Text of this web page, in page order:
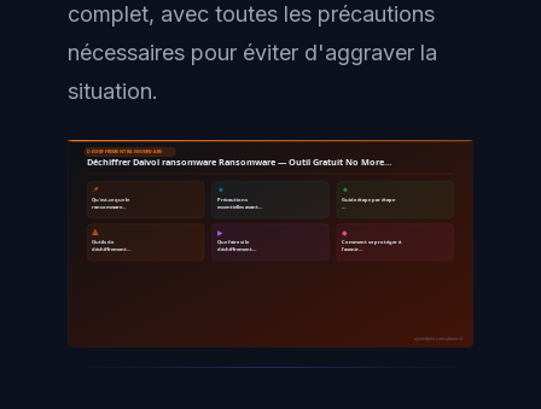
complet, avec toutes les précautions
nécessaires pour éviter d'aggraver la
situation.
DÉCHIFFREMENT RANSOMWARE
Déchiffrer Daivol ransomware Ransomware — Outil Gratuit No More…
📌
Qu'est-ce que le
ransomware…
🔹
Précautions
essentielles avant…
🔸
Guide étape par étape
🔺
Outils de
déchiffrement…
▶
Que faire si le
déchiffrement…
◆
Comment se protéger à
l'avenir…
ayinedjimi-consultants.fr